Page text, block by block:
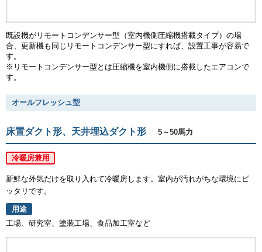
既設機がリモートコンデンサー型（室内機側圧縮機搭載タイプ）の場
合、更新機も同じリモートコンデンサー型にすれば、設置工事が容易で
す。
※リモートコンデンサー型とは圧縮機を室内機側に搭載したエアコンで
す。
オールフレッシュ型
床置ダクト形、天井埋込ダクト形 5～50馬力
冷暖房兼用
新鮮な外気だけを取り入れて冷暖房します。室内が汚れがちな環境にピ
ッタリです。
用途
工場、研究室、塗装工場、食品加工室など